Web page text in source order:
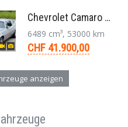
Chevrolet Camaro SS 396 LS3 Coupe Aut. 1971
6489 cm³, 53000 km
CHF 41.900,00
anzeigen